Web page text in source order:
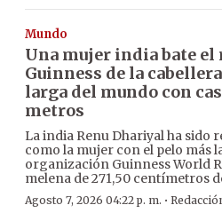
Mundo
Una mujer india bate el
Guinness de la
larga del mundo con
metros
La india Renu Dhariyal ha sido
como la mujer con el pelo más
organización Guinness World
melena de 271,50 centímetros
Agosto 7, 2026 04:22 p. m. ·